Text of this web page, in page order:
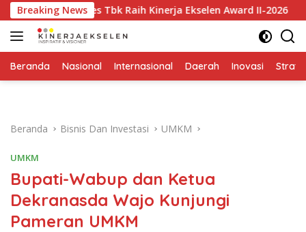
Langsung
ke
konten
Breaking News
Resources Tbk Raih Kinerja Ekselen Award II-2026
Beranda Nasional Internasional Daerah Inovasi
Beranda Bisnis Dan Investasi UMKM
UMKM
Bupati-Wabup dan Ketua
Dekranasda Wajo Kunjungi
Pameran UMKM